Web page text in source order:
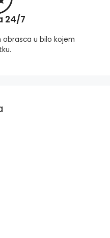
24/7
u bilo kojem